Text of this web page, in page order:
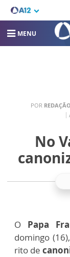
MENU
POR
No
O Papa
domingo
rito de